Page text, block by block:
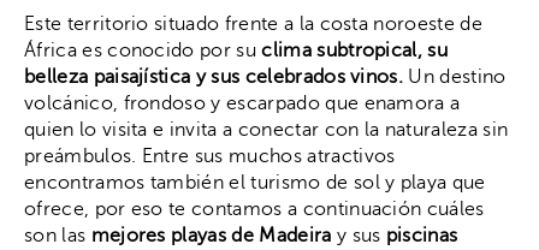
Este territorio situado frente a la costa noroeste de
África es conocido por suclima subtropical, su
belleza paisajística y sus celebrados vinos. Un destino
volcánico, frondoso y escarpado que enamora a
quien lo visita e invita a conectar con la naturaleza sin
preámbulos. Entre sus muchos atractivos
encontramos también el turismo de sol y playa que
ofrece, por eso te contamos a continuación cuáles
son las mejores playas de Madeira y sus piscinas